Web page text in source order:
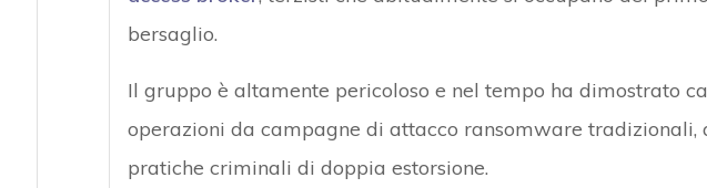
bersaglio.
Il gruppo è altamente pericoloso e nel tempo ha dimostrato
operazioni da campagne di attacco ransomware tradizionali,
pratiche criminali di doppia estorsione.